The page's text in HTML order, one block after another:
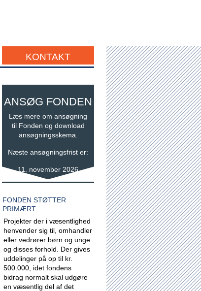
KONTAKT
ANSØG FONDEN
Læs mere om ansøgning
til Fonden og download
ansøgningsskema.
Næste ansøgningsfrist er:
11. november 2026
FONDEN STØTTER
PRIMÆRT
Projekter der i væsentlighed
henvender sig til, omhandler
eller vedrører børn og unge
og disses forhold. Der gives
uddelinger på op til kr.
500.000, idet fondens
bidrag normalt skal udgøre
en væsentlig del af det